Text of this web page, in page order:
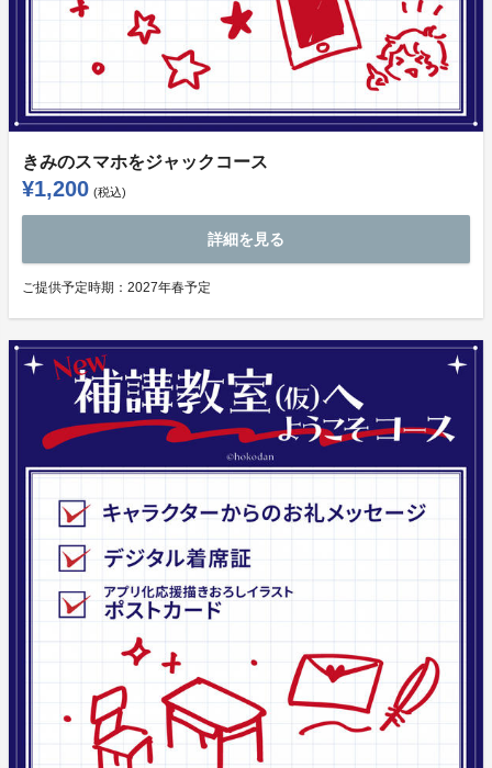
きみのスマホをジャックコース
¥1,200 (税込)
詳細を見る
ご提供予定時期： 2027年春予定